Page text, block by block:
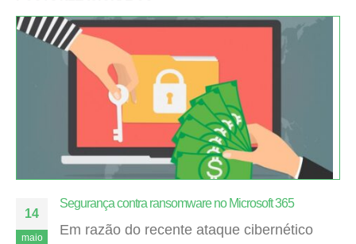
14
maio
Segurança contra ransomware no Microsoft 365
Em razão do recente ataque cibernético